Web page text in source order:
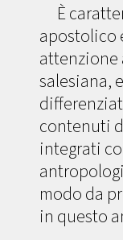
È
apostolico
attenzione
salesiana,
contenuti
integrati
modo da
in questo